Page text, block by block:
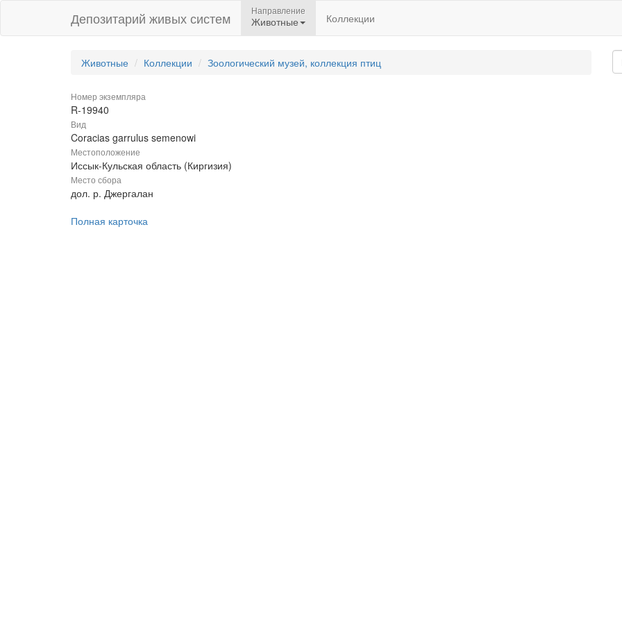
Депозитарий живых систем Направление
Животные Коллекции
Животные Коллекции Зоологический музей, коллекция птиц
Номер экземпляра
R-19940
Вид
Coracias garrulus semenowi
Местоположение
Иссык-Кульская область (Киргизия)
Место сбора
дол. р. Джергалан
Полная карточка